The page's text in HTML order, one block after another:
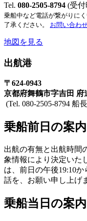
Tel. 080-2505-8794 (受付
乗船中など電話が繋がりに
了承ください。 お問い合わ
地図を見る
出航港
〒624-0943
京都府舞鶴市字吉田 府
(Tel. 080-2505-8794 船
乗船前日の案内
出航の有無と出航時間
象情報により決定いた
は、前日の午後19:10
話を、お願い申し上げ
乗船当日の案内